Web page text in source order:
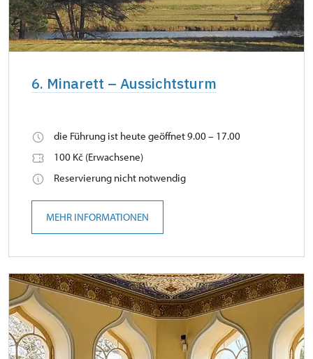
6. Minarett – Aussichtsturm
die Führung ist heute geöffnet 9.00 – 17.00
100 Kč (Erwachsene)
Reservierung nicht notwendig
MEHR INFORMATIONEN